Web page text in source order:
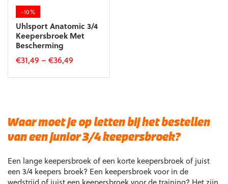
productpagina
-10%
Uhlsport Anatomic 3/4
Keepersbroek Met
Bescherming
€31,49 – €36,49
variaties.
Deze
optie
gekozen
worden
op
Waar moet je op letten bij het bestellen
van een junior 3/4 keepersbroek?
Een lange keepersbroek of een korte keepersbroek of juist
een 3/4 keepers broek? Een keepersbroek voor in de